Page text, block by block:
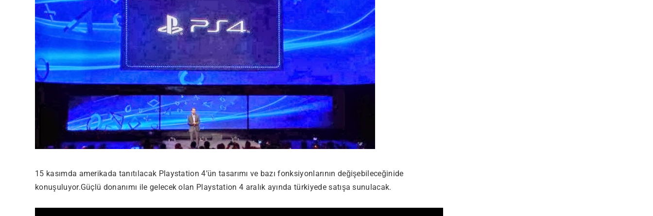
15 kasımda amerikada tanıtılacak Playstation 4’ün tasarımı ve bazı fonksiyonlarının değişebileceğinide
konuşuluyor.Güçlü donanımı ile gelecek olan Playstation 4 aralık ayında türkiyede satışa sunulacak.